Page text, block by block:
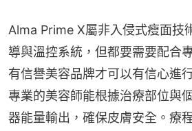
Alma Prime X屬非入侵式瘦面技
導與溫控系統，但都要需要配合
有信譽美容品牌才可以有信心進
專業的美容師能根據治療部位與
器能量輸出，確保皮膚安全。療